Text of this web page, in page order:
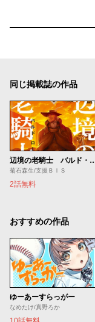
同じ掲載誌の作品
辺境の老騎士 バル
菊石森生/支援ＢＩＳ
2話無料
おすすめの作品
ゆーあーすらっがー
なめたけ/真野ろか